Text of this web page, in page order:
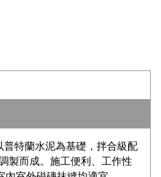
普特蘭水泥為基礎，拌合級配
製而成。施工便利、工作性